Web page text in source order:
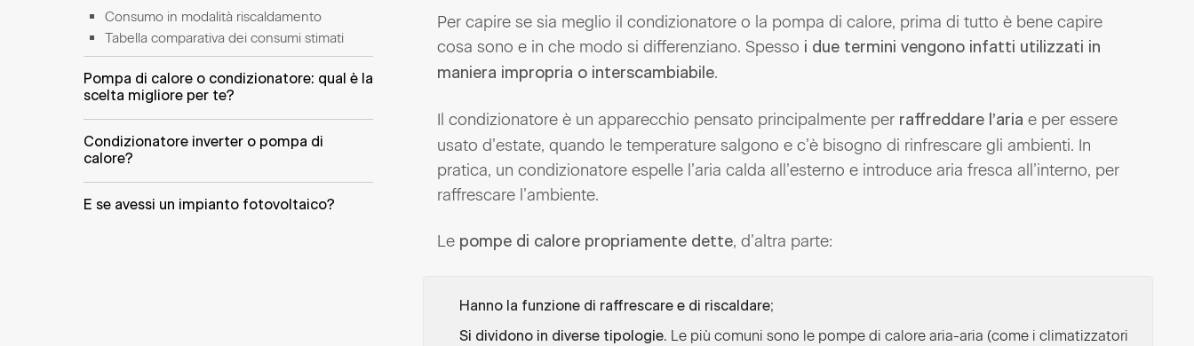
Consumo in modalità riscaldamento
Tabella comparativa dei consumi stimati
Pompa di calore o condizionatore: qual è la
scelta migliore per te?
Condizionatore inverter o pompa di
calore?
E se avessi un impianto fotovoltaico?
Per capire se sia meglio il condizionatore o la pompa di calore, prima di tutto è bene capire
cosa sono e in che modo si differenziano. Spesso i due termini vengono infatti utilizzati in
maniera impropria o interscambiabile.
Il condizionatore è un apparecchio pensato principalmente per raffreddare l’aria e per essere
usato d’estate, quando le temperature salgono e c’è bisogno di rinfrescare gli ambienti. In
pratica, un condizionatore espelle l’aria calda all’esterno e introduce aria fresca all’interno, per
raffrescare l’ambiente.
Le pompe di calore propriamente dette, d’altra parte:
Hanno la funzione di raffrescare e di riscaldare;
Si dividono in diverse tipologie. Le più comuni sono le pompe di calore aria-aria (come i climatizzatori